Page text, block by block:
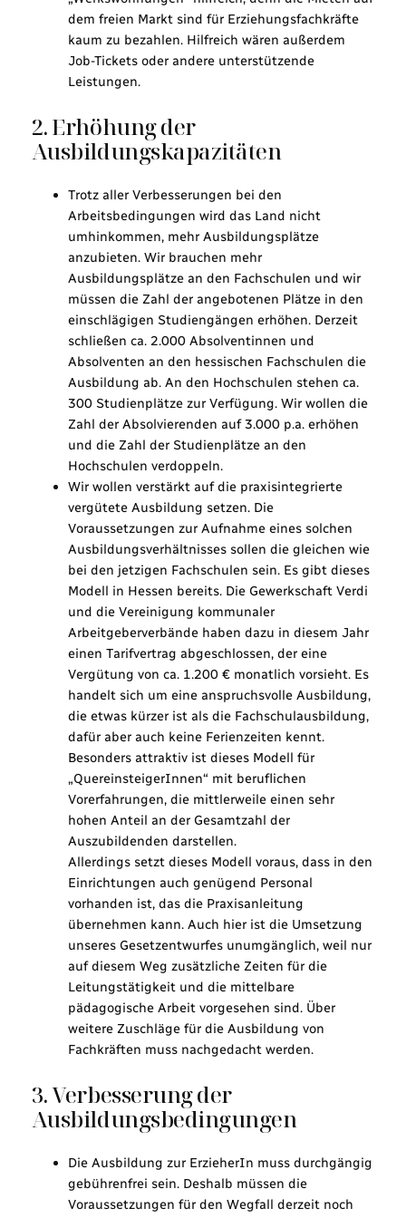
dem freien Markt sind für Erziehungsfachkräfte
kaum zu bezahlen. Hilfreich wären außerdem
Job-Tickets oder andere unterstützende
Leistungen.
2. Erhöhung der
Ausbildungskapazitäten
Trotz aller Verbesserungen bei den
Arbeitsbedingungen wird das Land nicht
umhinkommen, mehr Ausbildungsplätze
anzubieten. Wir brauchen mehr
Ausbildungsplätze an den Fachschulen und wir
müssen die Zahl der angebotenen Plätze in den
einschlägigen Studiengängen erhöhen. Derzeit
schließen ca. 2.000 Absolventinnen und
Absolventen an den hessischen Fachschulen die
Ausbildung ab. An den Hochschulen stehen ca.
300 Studienplätze zur Verfügung. Wir wollen die
Zahl der Absolvierenden auf 3.000 p.a. erhöhen
und die Zahl der Studienplätze an den
Hochschulen verdoppeln.
Wir wollen verstärkt auf die praxisintegrierte
vergütete Ausbildung setzen. Die
Voraussetzungen zur Aufnahme eines solchen
Ausbildungsverhältnisses sollen die gleichen wie
bei den jetzigen Fachschulen sein. Es gibt dieses
Modell in Hessen bereits. Die Gewerkschaft Verdi
und die Vereinigung kommunaler
Arbeitgeberverbände haben dazu in diesem Jahr
einen Tarifvertrag abgeschlossen, der eine
Vergütung von ca. 1.200 € monatlich vorsieht. Es
handelt sich um eine anspruchsvolle Ausbildung,
die etwas kürzer ist als die Fachschulausbildung,
dafür aber auch keine Ferienzeiten kennt.
Besonders attraktiv ist dieses Modell für
„QuereinsteigerInnen“ mit beruflichen
Vorerfahrungen, die mittlerweile einen sehr
hohen Anteil an der Gesamtzahl der
Auszubildenden darstellen.
Allerdings setzt dieses Modell voraus, dass in den
Einrichtungen auch genügend Personal
vorhanden ist, das die Praxisanleitung
übernehmen kann. Auch hier ist die Umsetzung
unseres Gesetzentwurfes unumgänglich, weil nur
auf diesem Weg zusätzliche Zeiten für die
Leitungstätigkeit und die mittelbare
pädagogische Arbeit vorgesehen sind. Über
weitere Zuschläge für die Ausbildung von
Fachkräften muss nachgedacht werden.
3. Verbesserung der
Ausbildungsbedingungen
Die Ausbildung zur ErzieherIn muss durchgängig
gebührenfrei sein. Deshalb müssen die
Voraussetzungen für den Wegfall derzeit noch